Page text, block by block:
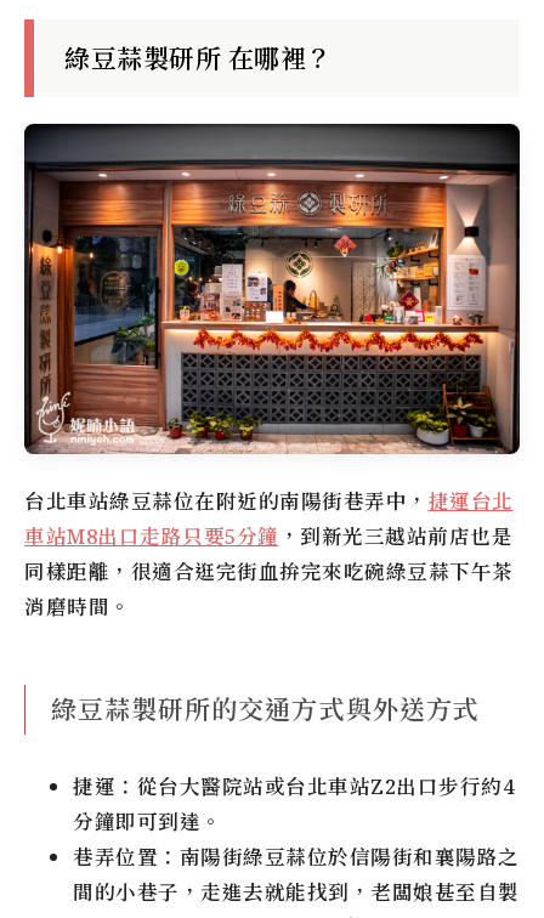
綠豆蒜製研所 在哪裡？
台北車站綠豆蒜位在附近的南陽街巷弄中， 捷運台北
車站M8出口走路只要5分鐘 ，到新光三越站前店也是
同樣距離，很適合逛完街血拚完來吃碗綠豆蒜下午茶
消磨時間。
綠豆蒜製研所的交通方式與外送方式
捷運 ：從台大醫院站或台北車站Z2出口步行約4
分鐘即可到達。
巷弄位置 ：南陽街綠豆蒜位於信陽街和襄陽路之
間的小巷子，走進去就能找到，老闆娘甚至自製